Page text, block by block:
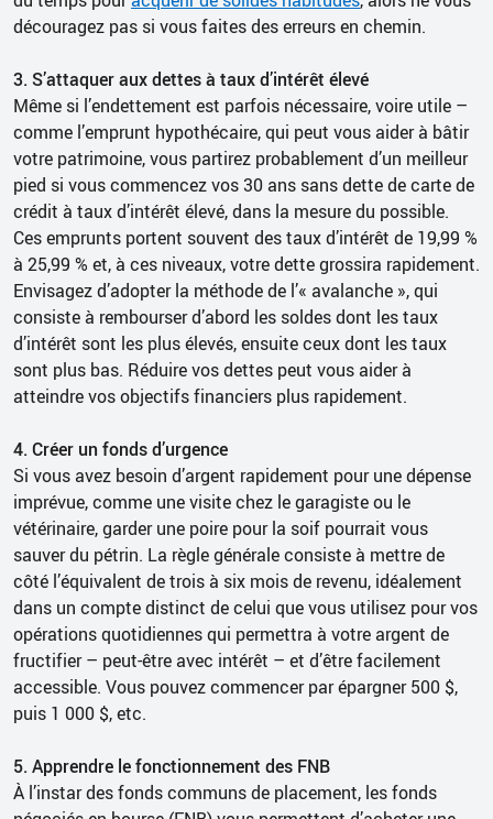
découragez pas si vous faites des erreurs en chemin.
3. S’attaquer aux dettes à taux d’intérêt élevé
Même si l’endettement est parfois nécessaire, voire utile –
comme l’emprunt hypothécaire, qui peut vous aider à bâtir
votre patrimoine, vous partirez probablement d’un meilleur
pied si vous commencez vos 30 ans sans dette de carte de
crédit à taux d’intérêt élevé, dans la mesure du possible.
Ces emprunts portent souvent des taux d’intérêt de 19,99 %
à 25,99 % et, à ces niveaux, votre dette grossira rapidement.
Envisagez d’adopter la méthode de l’« avalanche », qui
consiste à rembourser d’abord les soldes dont les taux
d’intérêt sont les plus élevés, ensuite ceux dont les taux
sont plus bas. Réduire vos dettes peut vous aider à
atteindre vos objectifs financiers plus rapidement.
4. Créer un fonds d’urgence
Si vous avez besoin d’argent rapidement pour une dépense
imprévue, comme une visite chez le garagiste ou le
vétérinaire, garder une poire pour la soif pourrait vous
sauver du pétrin. La règle générale consiste à mettre de
côté l’équivalent de trois à six mois de revenu, idéalement
dans un compte distinct de celui que vous utilisez pour vos
opérations quotidiennes qui permettra à votre argent de
fructifier – peut-être avec intérêt – et d’être facilement
accessible. Vous pouvez commencer par épargner 500 $,
puis 1 000 $, etc.
5. Apprendre le fonctionnement des FNB
À l’instar des fonds communs de placement, les fonds